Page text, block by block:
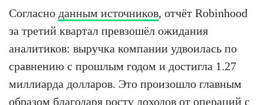
Согласно данным источников, отчёт Robinhood
за третий квартал превзошёл ожидания
аналитиков: выручка компании удвоилась по
сравнению с прошлым годом и достигла 1.27
миллиарда долларов. Это произошло главным
образом благодаря росту доходов от операций с